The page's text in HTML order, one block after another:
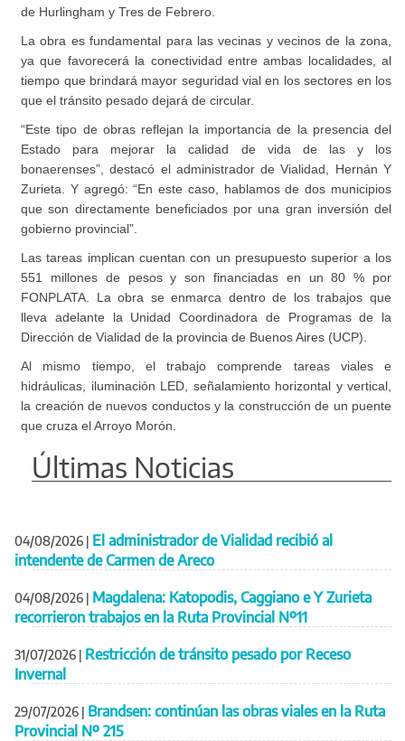
de Hurlingham y Tres de Febrero.
La obra es fundamental para las vecinas y vecinos de la zona,
ya que favorecerá la conectividad entre ambas localidades, al
tiempo que brindará mayor seguridad vial en los sectores en los
que el tránsito pesado dejará de circular.
“Este tipo de obras reflejan la importancia de la presencia del
Estado para mejorar la calidad de vida de las y los
bonaerenses”, destacó el administrador de Vialidad, Hernán Y
Zurieta. Y agregó: “En este caso, hablamos de dos municipios
que son directamente beneficiados por una gran inversión del
gobierno provincial”.
Las tareas implican cuentan con un presupuesto superior a los
551 millones de pesos y son financiadas en un 80 % por
FONPLATA. La obra se enmarca dentro de los trabajos que
lleva adelante la Unidad Coordinadora de Programas de la
Dirección de Vialidad de la provincia de Buenos Aires (UCP).
Al mismo tiempo, el trabajo comprende tareas viales e
hidráulicas, iluminación LED, señalamiento horizontal y vertical,
la creación de nuevos conductos y la construcción de un puente
que cruza el Arroyo Morón.
Últimas Noticias
04/08/2026 | El administrador de Vialidad recibió al
intendente de Carmen de Areco
04/08/2026 | Magdalena: Katopodis, Caggiano e Y Zurieta
recorrieron trabajos en la Ruta Provincial Nº11
31/07/2026 | Restricción de tránsito pesado por Receso
Invernal
29/07/2026 | Brandsen: continúan las obras viales en la Ruta
Provincial Nº 215